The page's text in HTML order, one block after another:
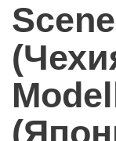
Scene